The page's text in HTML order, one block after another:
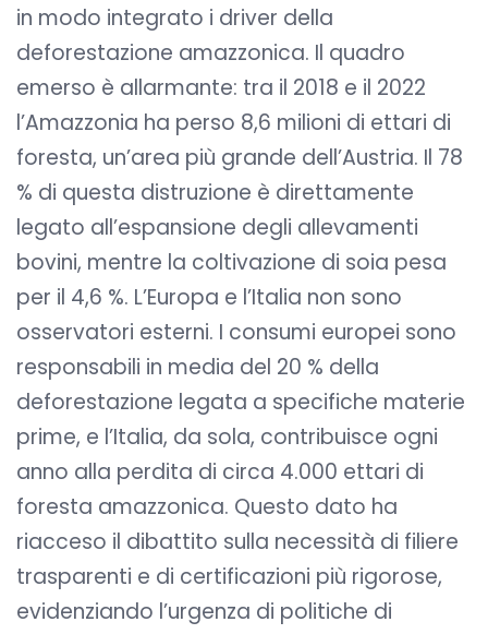
in modo integrato i driver della
deforestazione amazzonica. Il quadro
emerso è allarmante: tra il 2018 e il 2022
l’Amazzonia ha perso 8,6 milioni di ettari di
foresta, un’area più grande dell’Austria. Il 78
% di questa distruzione è direttamente
legato all’espansione degli allevamenti
bovini, mentre la coltivazione di soia pesa
per il 4,6 %. L’Europa e l’Italia non sono
osservatori esterni. I consumi europei sono
responsabili in media del 20 % della
deforestazione legata a specifiche materie
prime, e l’Italia, da sola, contribuisce ogni
anno alla perdita di circa 4.000 ettari di
foresta amazzonica. Questo dato ha
riacceso il dibattito sulla necessità di filiere
trasparenti e di certificazioni più rigorose,
evidenziando l’urgenza di politiche di